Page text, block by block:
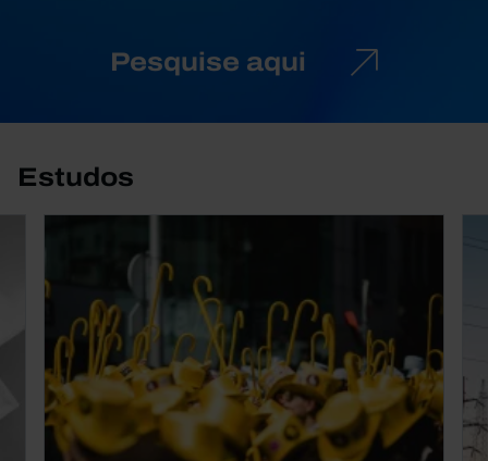
Pesquise aqui
Estudos